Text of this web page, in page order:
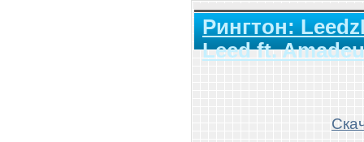
Рингтон:
Leed ft.